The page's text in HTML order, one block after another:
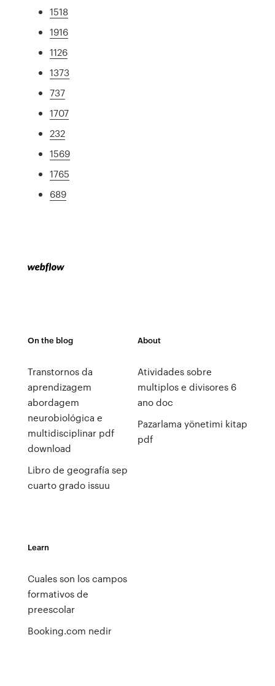
1518
1916
1126
1373
737
1707
232
1569
1765
689
On the blog
Transtornos da
aprendizagem
abordagem
neurobiológica e
multidisciplinar pdf
download
Libro de geografía sep
cuarto grado issuu
About
Atividades sobre
multiplos e divisores 6
ano doc
Pazarlama yönetimi kitap
pdf
Learn
Cuales son los campos
formativos de
preescolar
Booking.com nedir